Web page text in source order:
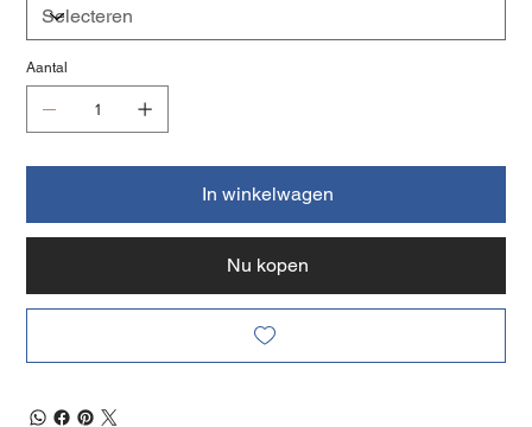
Aantal
In winkelwagen
Nu kopen